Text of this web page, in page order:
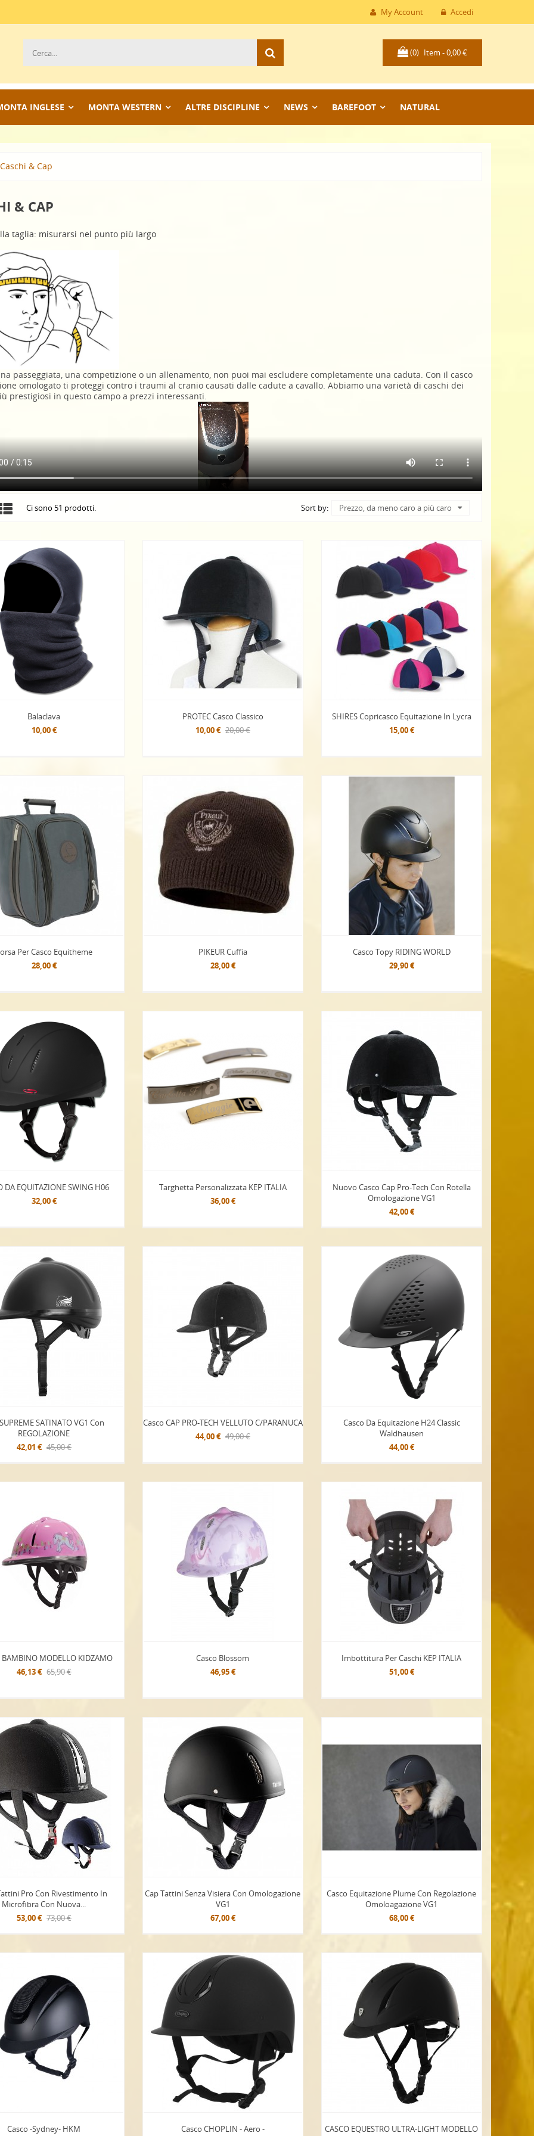
My Account Accedi
(0) Item -0,00 €
INGLESE MONTA WESTERN ALTRE DISCIPLINE NEWS BAREFOOT NATURAL
Caschi & Cap
& CAP
taglia: misurarsi nel punto più largo
passeggiata, una competizione o un allenamento, non puoi mai escludere completamente una caduta. Con il casco
omologato ti proteggi contro i traumi al cranio causati dalle cadute a cavallo. Abbiamo una varietà di caschi dei
prestigiosi in questo campo a prezzi interessanti.
Ci sono 51 prodotti. Sort by: Prezzo, da meno caro a più caro
Balaclava
10,00 €
PROTEC Casco Classico
10,00 € 20,00 €
SHIRES Copricasco Equitazione In Lycra
15,00 €
Per Casco Equitheme
28,00 €
PIKEUR Cuffia
28,00 €
Casco Topy RIDING WORLD
29,90 €
DA EQUITAZIONE SWING H06
32,00 €
Targhetta Personalizzata KEP ITALIA
36,00 €
Nuovo Casco Cap Pro-Tech Con Rotella
Omologazione VG1
42,00 €
SATINATO VG1 Con
REGOLAZIONE
42,01 € 45,00 €
Casco CAP PRO-TECH VELLUTO C/PARANUCA
44,00 € 49,00 €
Casco Da Equitazione H24 Classic
Waldhausen
44,00 €
BAMBINO MODELLO KIDZAMO
46,13 € 65,90 €
Casco Blossom
46,95 €
Imbottitura Per Caschi KEP ITALIA
51,00 €
Pro Con Rivestimento In
Microfibra Con Nuova...
53,00 € 73,00 €
Cap Tattini Senza Visiera Con Omologazione
VG1
67,00 €
Casco Equitazione Plume Con Regolazione
Omoloagazione VG1
68,00 €
Casco -Sydney- HKM Casco CHOPLIN - Aero -
CASCO EQUESTRO ULTRA-LIGHT MODELLO